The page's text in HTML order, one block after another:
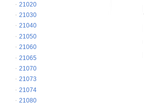
21020
21030
21040
21050
21060
21065
21070
21073
21074
21080